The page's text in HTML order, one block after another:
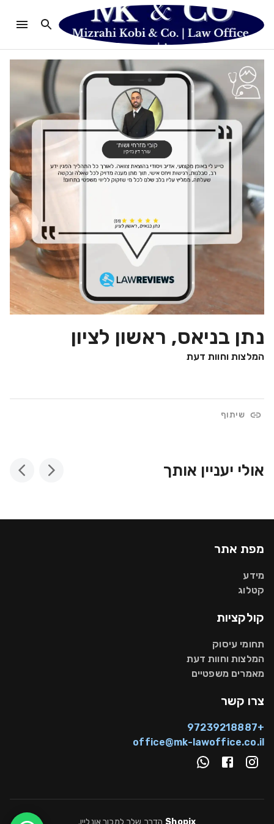
נתן בניאס, ראשון לציון
המלצות וחוות דעת
שיתוף
אולי יעניין אותך
מפת אתר
מידע
קטלוג
קולקציות
תחומי עיסוק
המלצות וחוות דעת
מאמרים משפטיים
צרו קשר
+97239218887
office@mk-lawoffice.co.il